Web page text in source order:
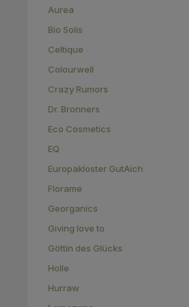
Aurea
Bio Solis
Celtique
Colourwell
Crazy Rumors
Dr. Bronners
Eco Cosmetics
EQ
Europakloster GutAich
Florame
Georganics
Giving love to
Göttin des Glücks
Holle
Hurraw